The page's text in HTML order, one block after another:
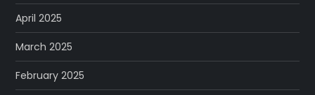
April 2025
March 2025
February 2025